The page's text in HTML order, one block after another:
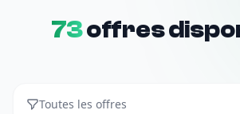
73offres
Toutes les offres